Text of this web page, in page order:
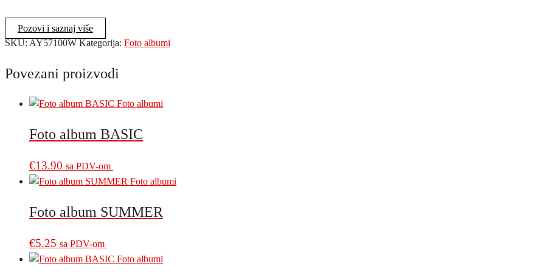
WHITE
13X18/100
količina
Pozovi i saznaj više
SKU: AY57100W Kategorija: Foto albumi
Povezani proizvodi
Foto album BASIC
€13.90 sa PDV-om
Foto album SUMMER
€5.25 sa PDV-om